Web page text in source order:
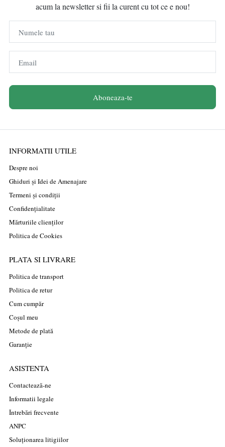
acum la newsletter si fii la curent cu tot ce e nou!
Numele tau
Email
Aboneaza-te
INFORMATII UTILE
Despre noi
Ghiduri și Idei de Amenajare
Termeni și condiții
Confidențialitate
Mărturiile clienților
Politica de Cookies
PLATA SI LIVRARE
Politica de transport
Politica de retur
Cum cumpăr
Coșul meu
Metode de plată
Garanție
ASISTENTA
Contactează-ne
Informatii legale
Întrebări frecvente
ANPC
Soluționarea litigiilor